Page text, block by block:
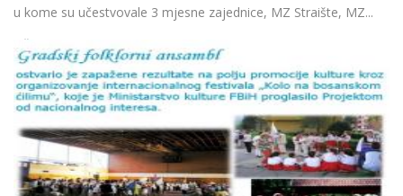
u kome su učestvovale 3 mjesne zajednice, MZ Straište, MZ...
Više...